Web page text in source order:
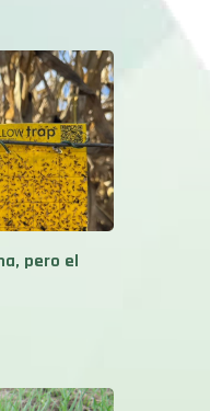
pero el